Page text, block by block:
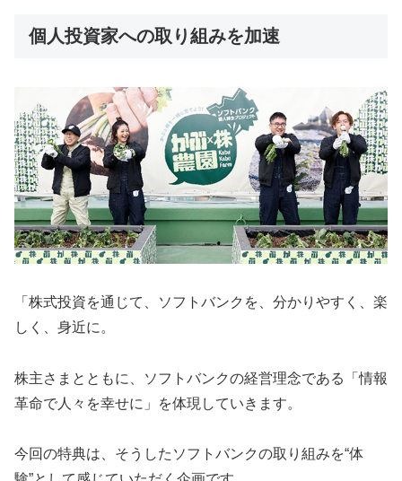
個人投資家への取り組みを加速
「株式投資を通じて、ソフトバンクを、分かりやすく、楽
しく、身近に。
株主さまとともに、ソフトバンクの経営理念である「情報
革命で人々を幸せに」を体現していきます。
今回の特典は、そうしたソフトバンクの取り組みを“体